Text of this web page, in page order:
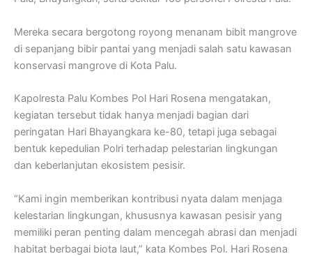
Mereka secara bergotong royong menanam bibit mangrove
di sepanjang bibir pantai yang menjadi salah satu kawasan
konservasi mangrove di Kota Palu.
Kapolresta Palu Kombes Pol Hari Rosena mengatakan,
kegiatan tersebut tidak hanya menjadi bagian dari
peringatan Hari Bhayangkara ke-80, tetapi juga sebagai
bentuk kepedulian Polri terhadap pelestarian lingkungan
dan keberlanjutan ekosistem pesisir.
“Kami ingin memberikan kontribusi nyata dalam menjaga
kelestarian lingkungan, khususnya kawasan pesisir yang
memiliki peran penting dalam mencegah abrasi dan menjadi
habitat berbagai biota laut,” kata Kombes Pol. Hari Rosena